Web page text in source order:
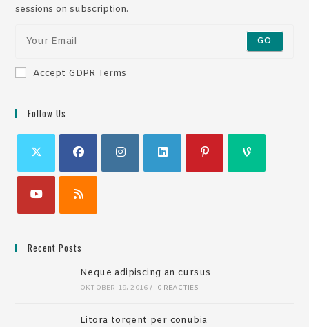
sessions on subscription.
GO
Accept GDPR Terms
Follow Us
Recent Posts
Neque adipiscing an cursus
OKTOBER 19, 2016 / 0 REACTIES
Litora torqent per conubia